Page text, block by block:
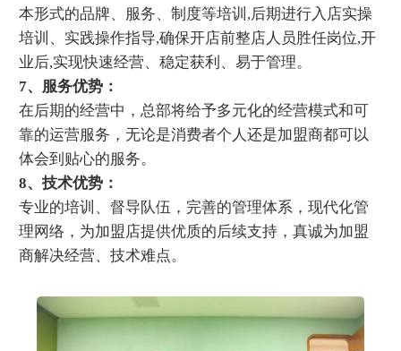
本形式的品牌、服务、制度等培训,后期进行入店实操
培训、实践操作指导,确保开店前整店人员胜任岗位,开
业后,实现快速经营、稳定获利、易于管理。
7、服务优势：
在后期的经营中，总部将给予多元化的经营模式和可
靠的运营服务，无论是消费者个人还是加盟商都可以
体会到贴心的服务。
8、技术优势：
专业的培训、督导队伍，完善的管理体系，现代化管
理网络，为加盟店提供优质的后续支持，真诚为加盟
商解决经营、技术难点。